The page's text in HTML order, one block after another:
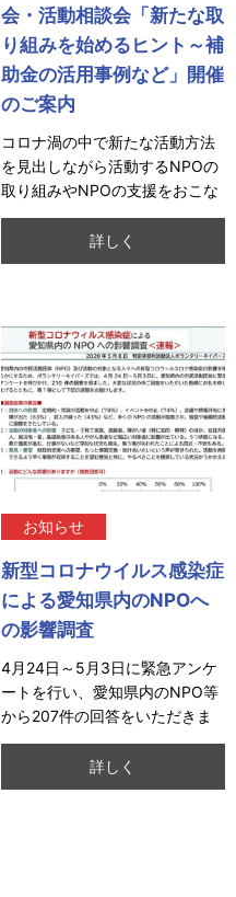
会・活動相談会「新たな取
り組みを始めるヒント～補
助金の活用事例など」開催
のご案内
コロナ渦の中で新たな活動方法
を見出しながら活動するNPOの
取り組みやNPOの支援をおこな
ってきた専門家から現場の活動
の工夫や支援の詳しく
お知らせ
新型コロナウイルス感染症
による愛知県内のNPOへ
の影響調査
4月24日～5月3日に緊急アンケ
ートを行い、愛知県内のNPO等
から207件の回答をいただきま
した。調査結果を公開します。
詳しく